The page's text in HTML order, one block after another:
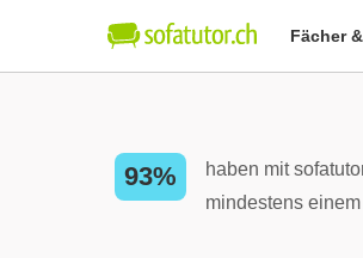
Fächer
93%
haben mit
mindestens